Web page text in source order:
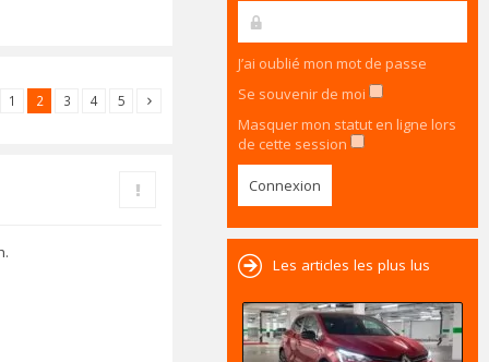
1 2 3 4 5
Rapporter le message
J’ai oublié mon mot de passe
Se souvenir de moi
Masquer mon statut en ligne lors
de cette session
Les articles les plus lus